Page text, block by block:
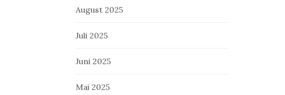
August 2025
Juli 2025
Juni 2025
Mai 2025